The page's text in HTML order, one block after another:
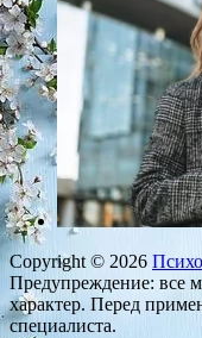
Copyright © 2026
Предупреждение: все
характер. Перед
специалиста.